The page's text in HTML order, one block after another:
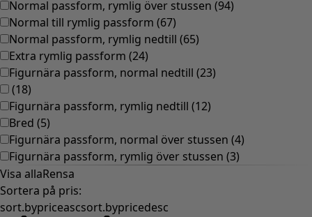
Normal passform, rymlig över stussen (94)
Normal till rymlig passform (67)
Normal passform, rymlig nedtill (65)
Extra rymlig passform (24)
Figurnära passform, normal nedtill (23)
(18)
Figurnära passform, rymlig nedtill (12)
Bred (5)
Figurnära passform, normal över stussen (4)
Figurnära passform, rymlig över stussen (3)
Visa allaRensa
Sortera på pris:
sort.bypriceascsort.bypricedesc